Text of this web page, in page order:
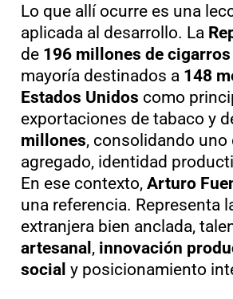
Lo que allí ocurre es una
aplicada al desarrollo. La
de 196 millones de cigarros
mayoría destinados a 148
Estados Unidos como
exportaciones de tabaco y
millones, consolidando uno
agregado, identidad
En ese contexto, Arturo
una referencia. Representa
extranjera bien anclada,
artesanal , innovación
social y posicionamiento